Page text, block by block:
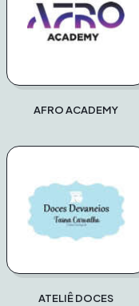
AFRO ACADEMY
ATELIÊ DOCES